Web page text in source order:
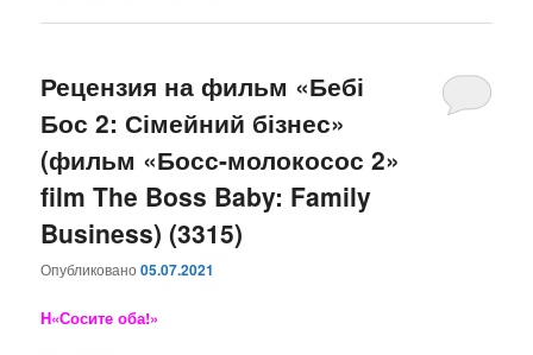
Рецензия на фильм «Бебі
Бос 2: Сімейний бізнес»
(фильм «Босс-молокосос 2»
film The Boss Baby: Family
Business) (3315)
Опубликовано05.07.2021
H«Сосите оба!»